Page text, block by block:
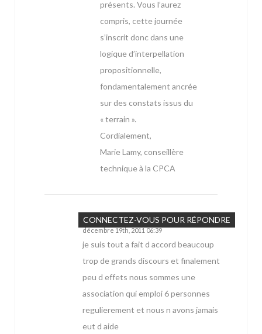
présents. Vous l’aurez
compris, cette journée
s’inscrit donc dans une
logique d’interpellation
propositionnelle,
fondamentalement ancrée
sur des constats issus du
« terrain ».
Cordialement,
Marie Lamy, conseillère
technique à la CPCA
Jarry
décembre 19th, 2011 06:39
CONNECTEZ-VOUS POUR RÉPONDRE
je suis tout a fait d accord beaucoup
trop de grands discours et finalement
peu d effets nous sommes une
association qui emploi 6 personnes
regulierement et nous n avons jamais
eut d aide